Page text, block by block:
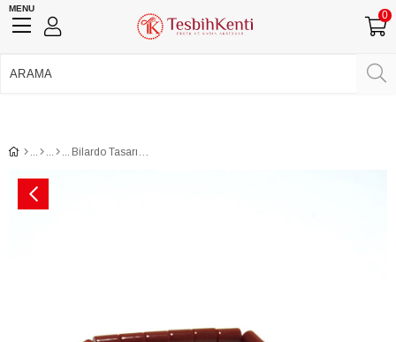
MENU
0
Bilardo Tasarım Kırmızı Renk Toz Kehribar